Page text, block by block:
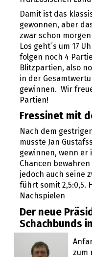
Damit ist das
gewonnen, aber
zwar schon
Los geht´s um 17
folgen noch 4
Blitzpartien, also
in der
gewinnen. Wir
Partien!
Fressinet mit
Nach dem
musste Jan
gewinnen, wenn er
Chancen
jedoch auch seine
führt somit 2,5:0,5.
Nachspielen
Der neue
Schachbunds
zum